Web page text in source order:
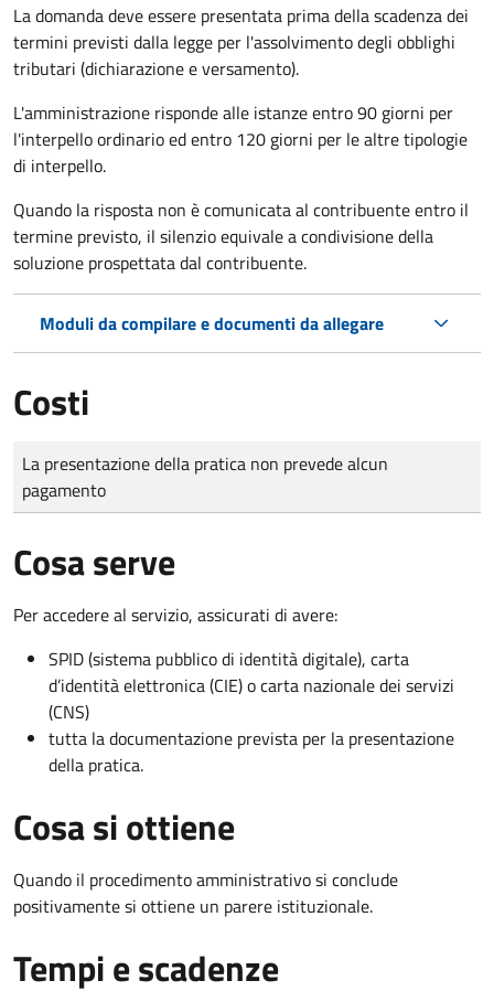
La domanda deve essere presentata prima della scadenza dei
termini previsti dalla legge per l'assolvimento degli obblighi
tributari (dichiarazione e versamento).
L'amministrazione risponde alle istanze entro 90 giorni per
l'interpello ordinario ed entro 120 giorni per le altre tipologie
di interpello.
Quando la risposta non è comunicata al contribuente entro il
termine previsto, il silenzio equivale a condivisione della
soluzione prospettata dal contribuente.
Moduli da compilare e documenti da allegare
Costi
Tipo di pagamento
Importo
La presentazione della pratica non prevede alcun
pagamento
Cosa serve
Per accedere al servizio, assicurati di avere:
SPID (sistema pubblico di identità digitale), carta
d’identità elettronica (CIE) o carta nazionale dei servizi
(CNS)
tutta la documentazione prevista per la presentazione
della pratica.
Cosa si ottiene
Quando il procedimento amministrativo si conclude
positivamente si ottiene un parere istituzionale.
Tempi e scadenze